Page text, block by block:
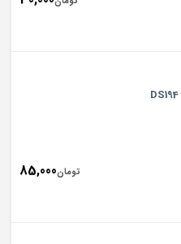
تومان85,000